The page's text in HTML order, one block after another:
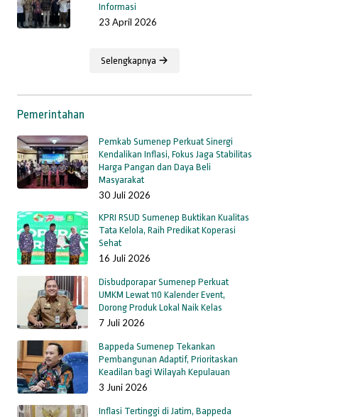
Informasi
23 April 2026
Selengkapnya
Pemerintahan
Pemkab Sumenep Perkuat Sinergi
Kendalikan Inflasi, Fokus Jaga Stabilitas
Harga Pangan dan Daya Beli
Masyarakat
30 Juli 2026
KPRI RSUD Sumenep Buktikan Kualitas
Tata Kelola, Raih Predikat Koperasi
Sehat
16 Juli 2026
Disbudporapar Sumenep Perkuat
UMKM Lewat 110 Kalender Event,
Dorong Produk Lokal Naik Kelas
7 Juli 2026
Bappeda Sumenep Tekankan
Pembangunan Adaptif, Prioritaskan
Keadilan bagi Wilayah Kepulauan
3 Juni 2026
Inflasi Tertinggi di Jatim, Bappeda